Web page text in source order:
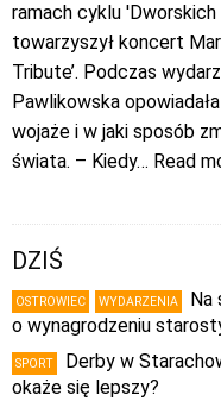
ramach cyklu
towarzyszył koncert
Tribute’. Podczas
Pawlikowska
wojaże i w jaki sposób
świata. – Kiedy… Read
DZIŚ
OSTROWIEC WYDARZENIA
Na
o wynagrodzeniu
SPORT
Derby w
okaże się lepszy?